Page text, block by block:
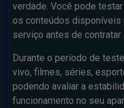
verdade. Você pode
os conteúdos disponíveis
serviço antes de contratar
Durante o período de
vivo, filmes, séries,
podendo avaliar a
funcionamento no seu